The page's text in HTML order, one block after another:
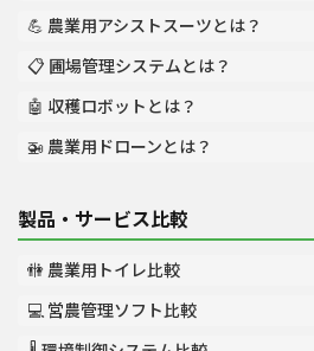
💪 農業用アシストスーツとは？
📋 圃場管理システムとは？
🤖 収穫ロボットとは？
🚁 農業用ドローンとは？
製品・サービス比較
🚻 農業用トイレ比較
💻 営農管理ソフト比較